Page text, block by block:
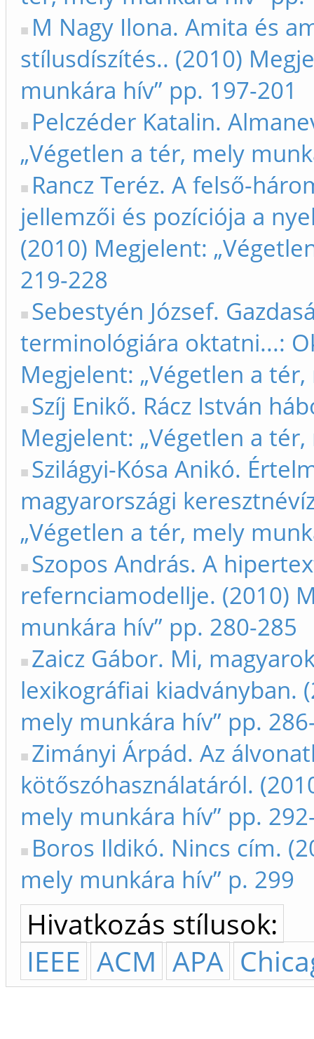
M Nagy Ilona. Amita és
stílusdíszítés.. (2010)
munkára hív” pp. 197-201
Pelczéder Katalin.
„Végetlen a tér, mely
Rancz Teréz. A felső-
jellemzői és pozíciója a
(2010) Megjelent:
219-228
Sebestyén József.
terminológiára oktatni...:
Megjelent: „Végetlen a
Szíj Enikő. Rácz István
Megjelent: „Végetlen a
Szilágyi-Kósa Anikó.
magyarországi
„Végetlen a tér, mely
Szopos András. A
refernciamodellje. (2010)
munkára hív” pp. 280-285
Zaicz Gábor. Mi,
lexikográfiai kiadványban.
mely munkára hív” pp.
Zimányi Árpád. Az
kötőszóhasználatáról.
mely munkára hív” pp.
Boros Ildikó. Nincs cím.
mely munkára hív” p. 299
Hivatkozás stílusok:
IEEE ACM APA